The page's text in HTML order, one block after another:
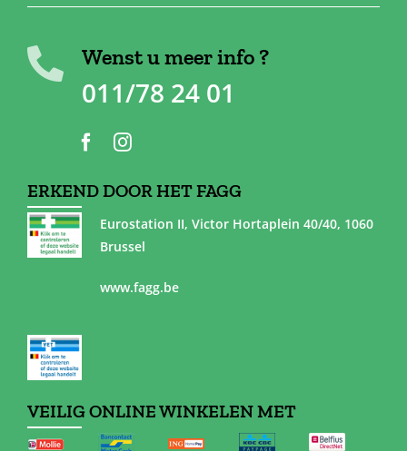
Wenst u meer info ?
011/78 24 01
ERKEND DOOR HET FAGG
Eurostation II, Victor Hortaplein 40/40, 1060
Brussel
www.fagg.be
VEILIG ONLINE WINKELEN MET